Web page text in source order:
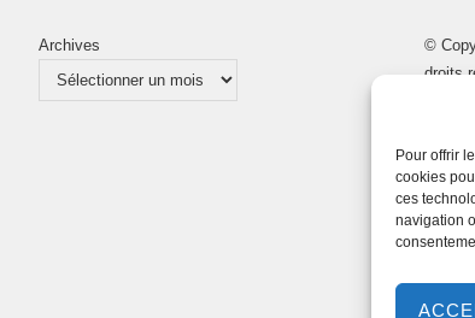
Pour offrir
cookies
ces
navigation
Archives
©
droits